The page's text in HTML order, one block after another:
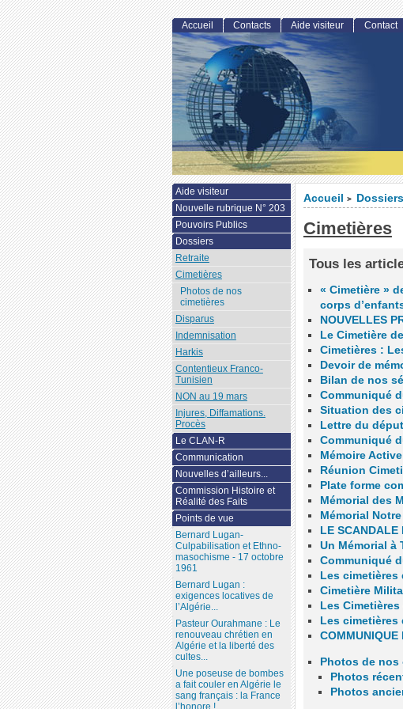
Accueil > Dossiers
Cimetières
Tous les
« Cimetière »
corps
NOUVELLES
Le Cimetière
Cimetières :
Devoir de
Bilan de nos
Communiqué
Situation des
Lettre du
Communiqué
Mémoire
Réunion
Plate forme
Mémorial des
Mémorial
LE SCANDALE
Un Mémorial à
Communiqué
Les cimetières
Cimetière
Les
Les cimetières
COMMUNIQUE
Photos de nos
Photos
Photos
Accueil Contacts Aide visiteur Contact
Aide visiteur
Nouvelle rubrique N° 203
Pouvoirs Publics
Dossiers
Retraite
Cimetières
Photos de nos
cimetières
Disparus
Indemnisation
Harkis
Contentieux Franco-
Tunisien
NON au 19 mars
Injures, Diffamations.
Procès
Le CLAN-R
Communication
Nouvelles d’ailleurs...
Commission Histoire et
Réalité des Faits
Points de vue
Bernard Lugan-
Culpabilisation et Ethno-
masochisme - 17 octobre
1961
Bernard Lugan :
exigences locatives de
l’Algérie...
Pasteur Ourahmane : Le
renouveau chrétien en
Algérie et la liberté des
cultes...
Une poseuse de bombes
a fait couler en Algérie le
sang français : la France